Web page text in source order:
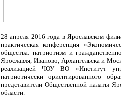
28 апреля 2016 года в Ярославском
практическая конференция
общества: патриотизм и
Ярославля, Иваново, Архангельска и
реализацией ЧОУ ВО «Институт
патриотически ориентированного
представители Общественной палаты
области.